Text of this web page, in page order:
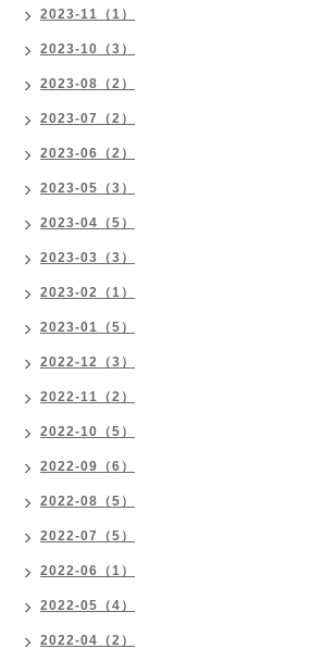
2023-11（1）
2023-10（3）
2023-08（2）
2023-07（2）
2023-06（2）
2023-05（3）
2023-04（5）
2023-03（3）
2023-02（1）
2023-01（5）
2022-12（3）
2022-11（2）
2022-10（5）
2022-09（6）
2022-08（5）
2022-07（5）
2022-06（1）
2022-05（4）
2022-04（2）